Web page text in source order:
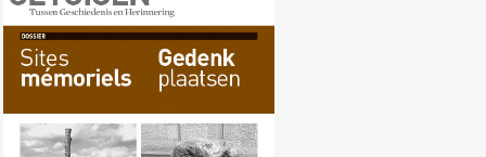
Nr. 114 (12/2012) Gedenkplaatsen